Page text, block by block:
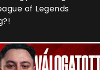
of Legends